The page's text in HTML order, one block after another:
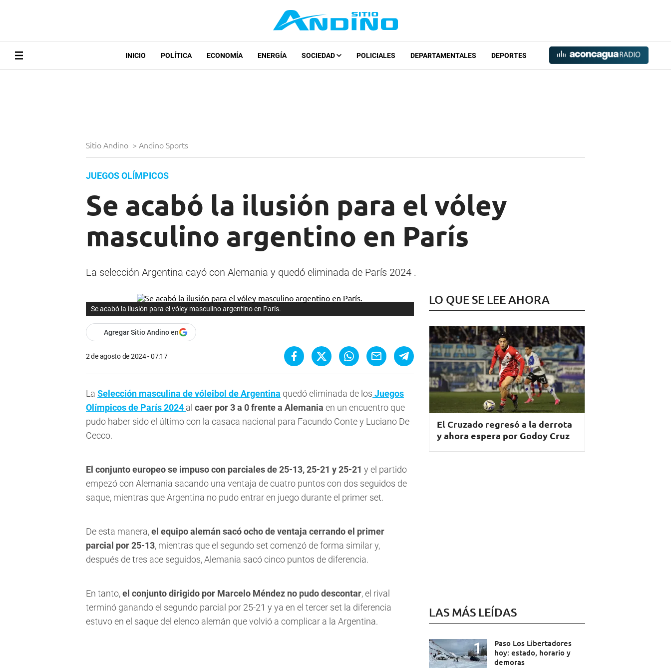
INICIO POLÍTICA ECONOMÍA ENERGÍA SOCIEDAD POLICIALES DEPARTAMENTALES DEPORTES
Sitio Andino > Andino Sports
JUEGOS OLÍMPICOS
Se acabó la ilusión para el vóley
masculino argentino en París
La selección Argentina cayó con Alemania y quedó eliminada de París 2024 .
Se acabó la ilusión para el vóley masculino argentino en París.
Agregar Sitio Andino en
2 de agosto de 2024 - 07:17
La Selección masculina de vóleibol de Argentina quedó eliminada de los Juegos
Olímpicos de París 2024 al caer por 3 a 0 frente a Alemania en un encuentro que
pudo haber sido el último con la casaca nacional para Facundo Conte y Luciano De
Cecco.
El conjunto europeo se impuso con parciales de 25-13, 25-21 y 25-21 y el partido
empezó con Alemania sacando una ventaja de cuatro puntos con dos seguidos de
saque, mientras que Argentina no pudo entrar en juego durante el primer set.
De esta manera,el equipo alemán sacó ocho de ventaja cerrando el primer
parcial por 25-13, mientras que el segundo set comenzó de forma similar y,
después de tres ace seguidos, Alemania sacó cinco puntos de diferencia.
En tanto,el conjunto dirigido por Marcelo Méndez no pudo descontar, el rival
terminó ganando el segundo parcial por 25-21 y ya en el tercer set la diferencia
estuvo en el saque del elenco alemán que volvió a complicar a la Argentina.
LO QUE SE LEE AHORA
El Cruzado regresó a la derrota
y ahora espera por Godoy Cruz
LAS MÁS LEÍDAS
Paso Los Libertadores
hoy: estado, horario y
demoras